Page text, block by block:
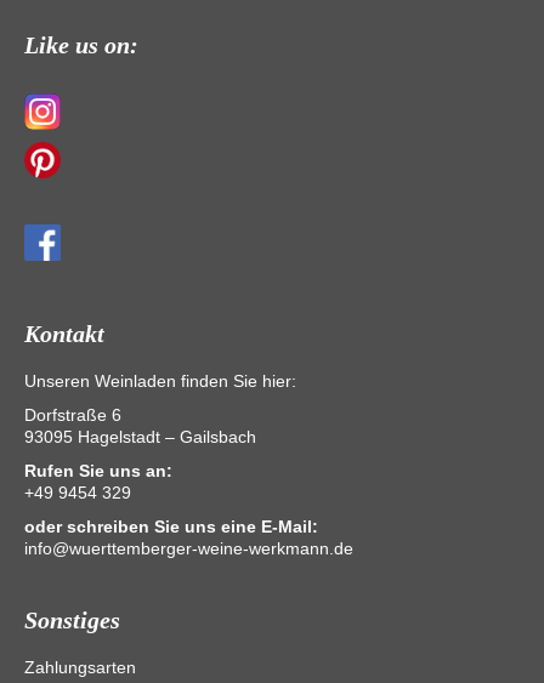
Like us on:
Kontakt
Unseren Weinladen finden Sie hier:
Dorfstraße 6
93095 Hagelstadt – Gailsbach
Rufen Sie uns an:
+49 9454 329
oder schreiben Sie uns eine E-Mail:
info@wuerttemberger-weine-werkmann.de
Sonstiges
Zahlungsarten